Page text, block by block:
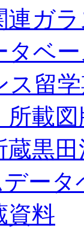
連ガ
タベ
ス留
所載
蔵黒
ータ
資料